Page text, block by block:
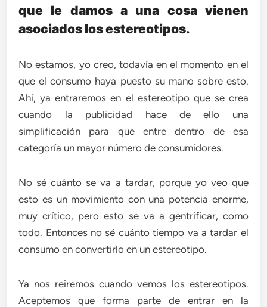
que le damos a una cosa vienen
asociados los estereotipos.
No estamos, yo creo, todavía en el momento en el
que el consumo haya puesto su mano sobre esto.
Ahí, ya entraremos en el estereotipo que se crea
cuando la publicidad hace de ello una
simplificación para que entre dentro de esa
categoría un mayor número de consumidores.
No sé cuánto se va a tardar, porque yo veo que
esto es un movimiento con una potencia enorme,
muy crítico, pero esto se va a gentrificar, como
todo. Entonces no sé cuánto tiempo va a tardar el
consumo en convertirlo en un estereotipo.
Ya nos reiremos cuando vemos los estereotipos.
Aceptemos que forma parte de entrar en la